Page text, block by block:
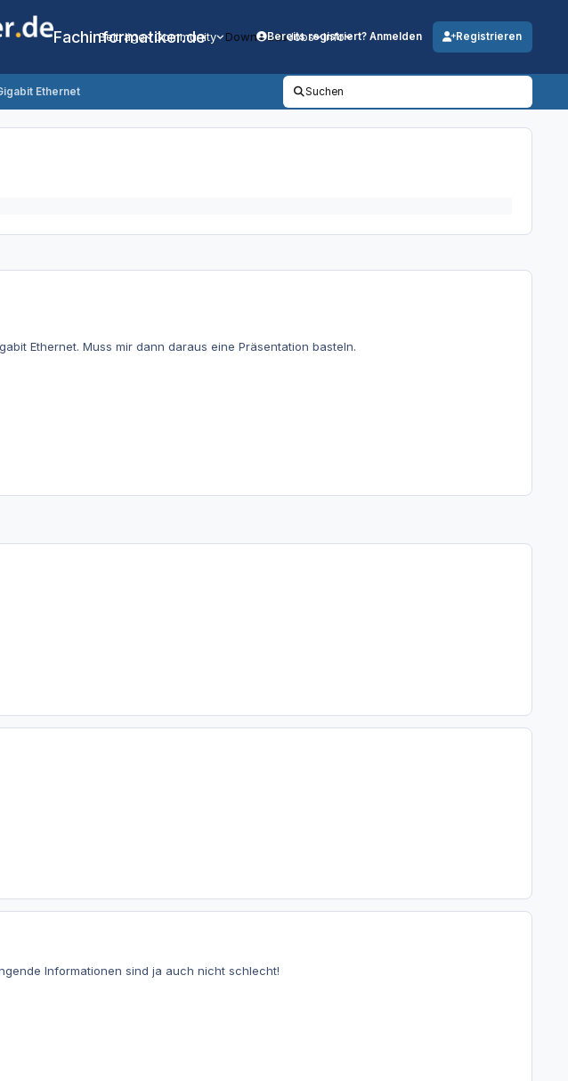
Fachinformatiker.de
Beiträge Community DownloadsJobs Info
Bereits registriert? Anmelden Registrieren
Ethernet Suchen
Ethernet. Muss mir dann daraus eine Präsentation basteln.
Informationen sind ja auch nicht schlecht!